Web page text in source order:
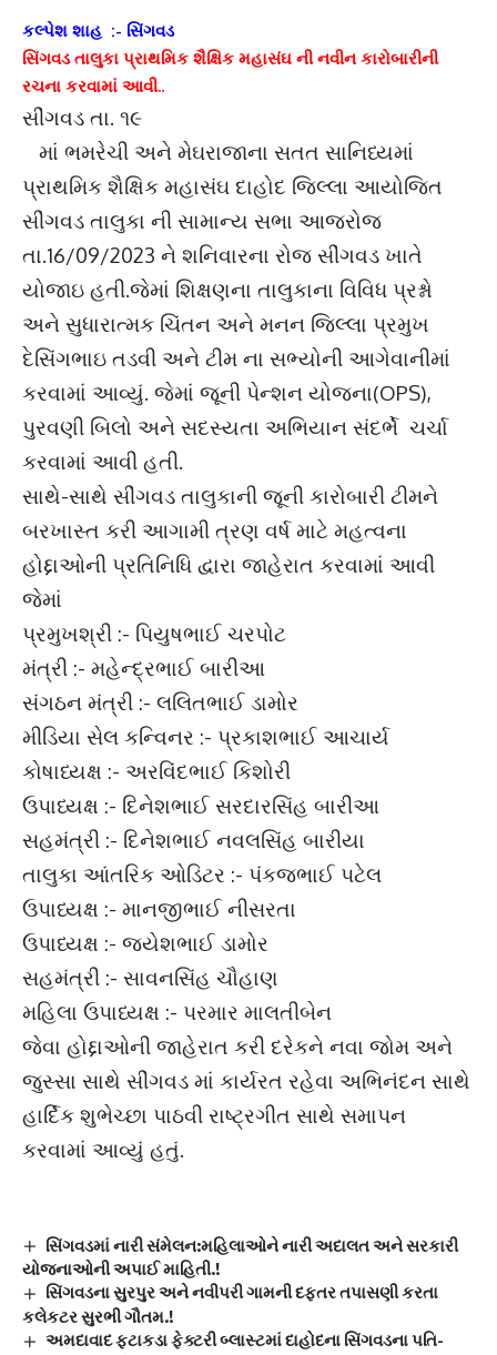
કલ્પેશ શાહ :- સિંગવડ
સિંગવડ તાલુકા પ્રાથમિક શૈક્ષિક મહાસંઘ ની નવીન કારોબારીની
રચના કરવામાં આવી..
સીંગવડ તા. ૧૯
માં ભમરેચી અને મેઘરાજાના સતત સાનિધ્યમાં
પ્રાથમિક શૈક્ષિક મહાસંઘ દાહોદ જિલ્લા આયોજિત
સીંગવડ તાલુકા ની સામાન્ય સભા આજરોજ
તા.16/09/2023 ને શનિવારના રોજ સીંગવડ ખાતે
યોજાઇ હતી.જેમાં શિક્ષણના તાલુકાના વિવિધ પ્રશ્નો
અને સુધારાત્મક ચિંતન અને મનન જિલ્લા પ્રમુખ
દેસિંગભાઇ તડવી અને ટીમ ના સભ્યોની આગેવાનીમાં
કરવામાં આવ્યું. જેમાં જૂની પેન્શન યોજના(OPS),
પુરવણી બિલો અને સદસ્યતા અભિયાન સંદર્ભે ચર્ચા
કરવામાં આવી હતી.
સાથે-સાથે સીંગવડ તાલુકાની જૂની કારોબારી ટીમને
બરખાસ્ત કરી આગામી ત્રણ વર્ષ માટે મહત્વના
હોદ્દાઓની પ્રતિનિધિ દ્વારા જાહેરાત કરવામાં આવી
જેમાં
પ્રમુખશ્રી :- પિયુષભાઈ ચરપોટ
મંત્રી :- મહેન્દ્રભાઈ બારીઆ
સંગઠન મંત્રી :- લલિતભાઈ ડામોર
મીડિયા સેલ કન્વિનર :- પ્રકાશભાઈ આચાર્ય
કોષાધ્યક્ષ :- અરવિંદભાઈ કિશોરી
ઉપાધ્યક્ષ :- દિનેશભાઈ સરદારસિંહ બારીઆ
સહમંત્રી :- દિનેશભાઈ નવલસિંહ બારીયા
તાલુકા આંતરિક ઓડિટર :- પંકજભાઈ પટેલ
ઉપાધ્યક્ષ :- માનજીભાઈ નીસરતા
ઉપાધ્યક્ષ :- જયેશભાઈ ડામોર
સહમંત્રી :- સાવનસિંહ ચૌહાણ
મહિલા ઉપાધ્યક્ષ :- પરમાર માલતીબેન
જેવા હોદ્દાઓની જાહેરાત કરી દરેકને નવા જોમ અને
જુસ્સા સાથે સીંગવડ માં કાર્યરત રહેવા અભિનંદન સાથે
હાર્દિક શુભેચ્છા પાઠવી રાષ્ટ્રગીત સાથે સમાપન
કરવામાં આવ્યું હતું.
સિંગવડમાં નારી સંમેલન:મહિલાઓને નારી અદાલત અને સરકારી
યોજનાઓની અપાઈ માહિતી.!
સિંગવડના સુરપુર અને નવીપરી ગામની દફતર તપાસણી કરતા
કલેકટર સુરભી ગૌતમ.!
અમદાવાદ ફટાકડા ફેક્ટરી બ્લાસ્ટમાં દાહોદના સિંગવડના પતિ-